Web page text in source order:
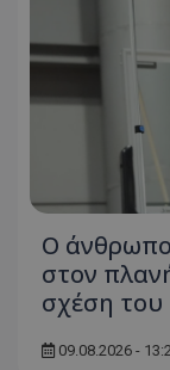
Ο
στον
σχέση του
09.08.2026 -